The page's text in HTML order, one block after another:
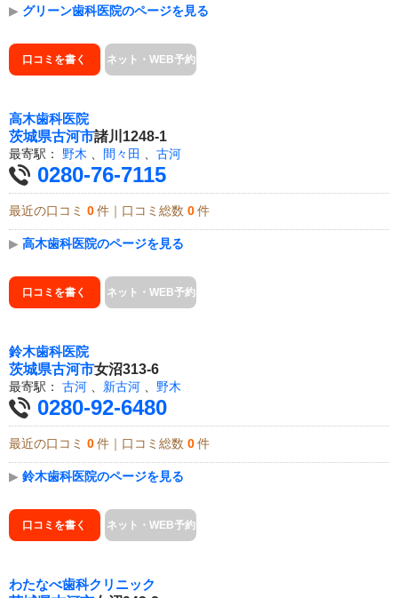
▶ グリーン歯科医院のページを見る
口コミを書く ネット・WEB予約
高木歯科医院
茨城県古河市諸川1248-1
最寄駅： 野木 間々田 古河
0280-76-7115
最近の口コミ 0 件｜口コミ総数 0 件
▶ 高木歯科医院のページを見る
口コミを書く ネット・WEB予約
鈴木歯科医院
茨城県古河市女沼313-6
最寄駅： 古河 新古河 野木
0280-92-6480
最近の口コミ 0 件｜口コミ総数 0 件
▶ 鈴木歯科医院のページを見る
口コミを書く ネット・WEB予約
わたなべ歯科クリニック